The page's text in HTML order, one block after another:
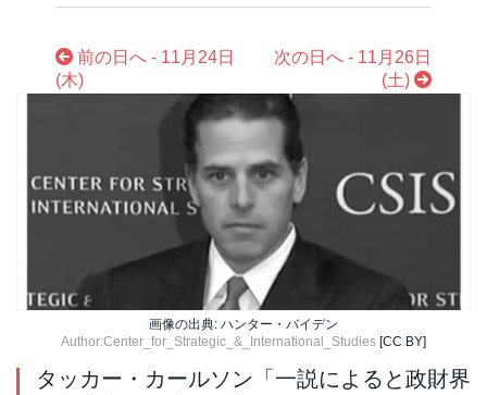
前の日へ - 11月24日
(木)
次の日へ - 11月26日
(土)
画像の出典: ハンター・バイデン
Author:Center_for_Strategic_&_International_Studies [CC BY]
タッカー・カールソン「一説によると政財界